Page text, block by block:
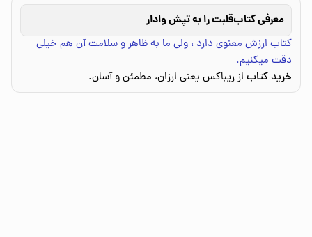
معرفی کتابقلبت را به تپش وادار
کتاب ارزش معنوی دارد ، ولی ما به ظاهر و سلامت آن هم خیلی
دقت میکنیم.
خرید کتاب از ریباکس یعنی ارزان، مطمئن و آسان.